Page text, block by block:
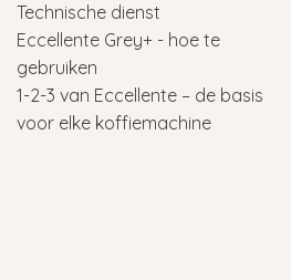
Technische dienst
Eccellente Grey+ - hoe te
gebruiken
1-2-3 van Eccellente – de basis
voor elke koffiemachine